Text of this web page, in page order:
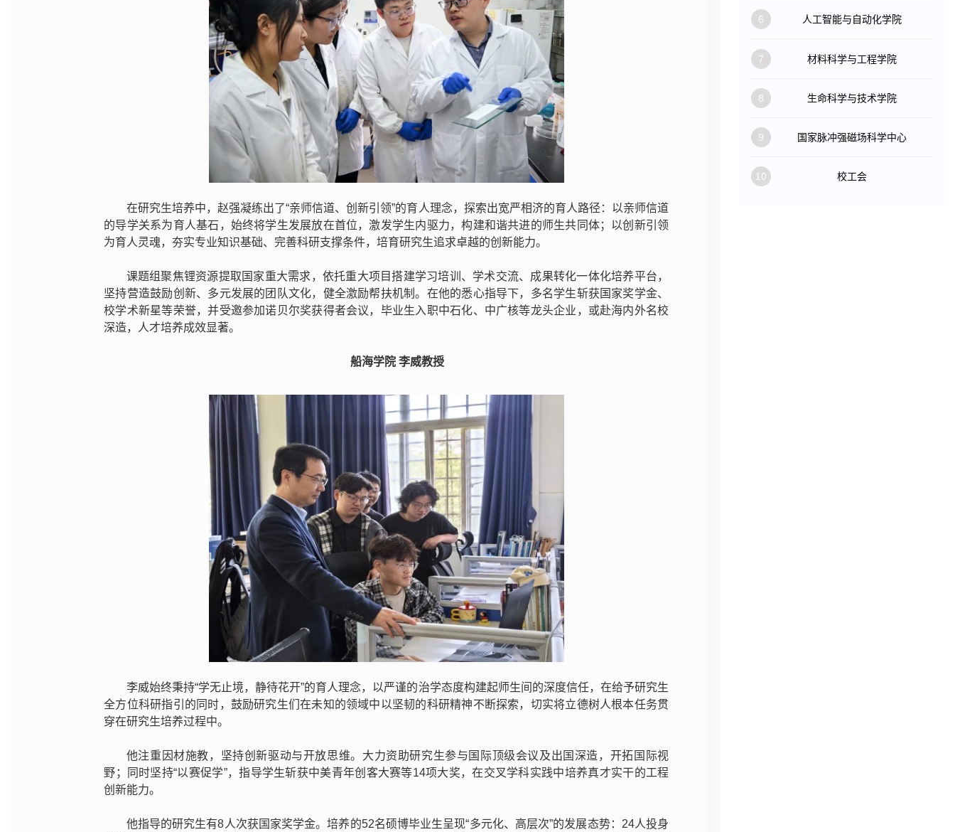
在研究生培养中，赵强凝练出了“亲师信道、创新引领”的育人理念，探索出宽严相济的育人路径：以亲师信道
的导学关系为育人基石，始终将学生发展放在首位，激发学生内驱力，构建和谐共进的师生共同体；以创新引领
为育人灵魂，夯实专业知识基础、完善科研支撑条件，培育研究生追求卓越的创新能力。
课题组聚焦锂资源提取国家重大需求，依托重大项目搭建学习培训、学术交流、成果转化一体化培养平台，
坚持营造鼓励创新、多元发展的团队文化，健全激励帮扶机制。在他的悉心指导下，多名学生斩获国家奖学金、
校学术新星等荣誉，并受邀参加诺贝尔奖获得者会议，毕业生入职中石化、中广核等龙头企业，或赴海内外名校
深造，人才培养成效显著。
船海学院 李威教授
李威始终秉持“学无止境，静待花开”的育人理念，以严谨的治学态度构建起师生间的深度信任，在给予研究生
全方位科研指引的同时，鼓励研究生们在未知的领域中以坚韧的科研精神不断探索，切实将立德树人根本任务贯
穿在研究生培养过程中。
他注重因材施教，坚持创新驱动与开放思维。大力资助研究生参与国际顶级会议及出国深造，开拓国际视
野；同时坚持“以赛促学”，指导学生斩获中美青年创客大赛等14项大奖，在交叉学科实践中培养真才实干的工程
创新能力。
他指导的研究生有8人次获国家奖学金。培养的52名硕博毕业生呈现“多元化、高层次”的发展态势：24人投身
6 人工智能与自动化学院
7 材料科学与工程学院
8 生命科学与技术学院
9 国家脉冲强磁场科学中心
10 校工会